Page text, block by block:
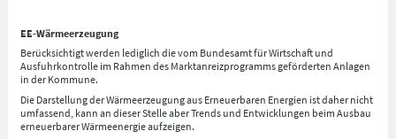
EE-Wärmeerzeugung
Berücksichtigt werden lediglich die vom Bundesamt für Wirtschaft und
Ausfuhrkontrolle im Rahmen des Marktanreizprogramms geförderten Anlagen
in der Kommune.
Die Darstellung der Wärmeerzeugung aus Erneuerbaren Energien ist daher nicht
umfassend, kann an dieser Stelle aber Trends und Entwicklungen beim Ausbau
erneuerbarer Wärmeenergie aufzeigen.